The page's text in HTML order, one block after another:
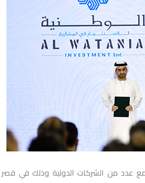
مع عدد من الشركات الدولية وذلك في